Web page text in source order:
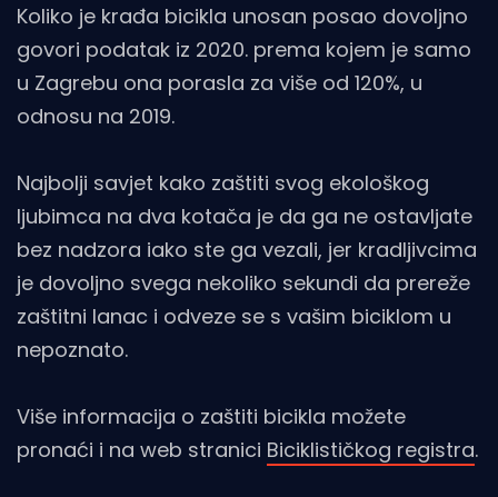
Koliko je krađa bicikla unosan posao dovoljno
govori podatak iz 2020. prema kojem je samo
u Zagrebu ona porasla za više od 120%, u
odnosu na 2019.
Najbolji savjet kako zaštiti svog ekološkog
ljubimca na dva kotača je da ga ne ostavljate
bez nadzora iako ste ga vezali, jer kradljivcima
je dovoljno svega nekoliko sekundi da prereže
zaštitni lanac i odveze se s vašim biciklom u
nepoznato.
Više informacija o zaštiti bicikla možete
pronaći i na web stranici Biciklističkog registra.